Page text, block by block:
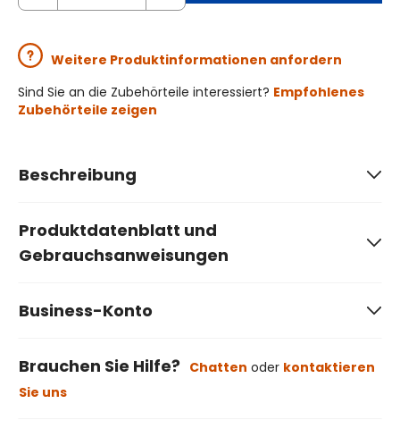
Weitere Produktinformationen anfordern
Sind Sie an die Zubehörteile interessiert? Empfohlenes
Zubehörteile zeigen
Beschreibung
Produktdatenblatt und
Gebrauchsanweisungen
Business-Konto
Brauchen Sie Hilfe? Chatten oder kontaktieren
Sie uns